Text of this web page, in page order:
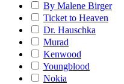
By Malene Birger
Ticket to Heaven
Dr. Hauschka
Murad
Kenwood
Youngblood
Nokia